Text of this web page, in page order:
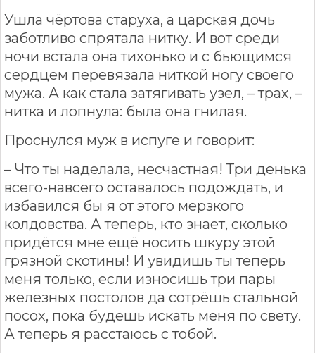
Ушла чёртова старуха, а царская дочь
заботливо спрятала нитку. И вот среди
ночи встала она тихонько и с бьющимся
сердцем перевязала ниткой ногу своего
мужа. А как стала затягивать узел, – трах, –
нитка и лопнула: была она гнилая.
Проснулся муж в испуге и говорит:
– Что ты наделала, несчастная! Три денька
всего-навсего оставалось подождать, и
избавился бы я от этого мерзкого
колдовства. А теперь, кто знает, сколько
придётся мне ещё носить шкуру этой
грязной скотины! И увидишь ты теперь
меня только, если износишь три пары
железных постолов да сотрёшь стальной
посох, пока будешь искать меня по свету.
А теперь я расстаюсь с тобой.